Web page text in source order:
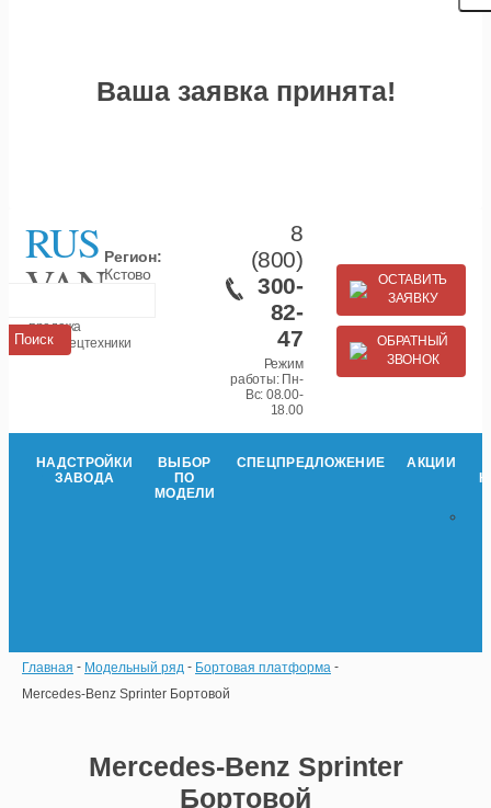
Ваша заявка принята!
RUS
VAN
продажа
автоспецтехники
Регион:
Кстово
8
(800)
300-
82-
47
Режим
работы: Пн-
Вс: 08.00-
18.00
ОСТАВИТЬ
ЗАЯВКУ
ОБРАТНЫЙ
ЗВОНОК
НАДСТРОЙКИ
ЗАВОДА
ВЫБОР
ПО
МОДЕЛИ
СПЕЦПРЕДЛОЖЕНИЕ
АКЦИИ
Главная Модельный ряд
Бортовая платформа
Mercedes-Benz Sprinter Бортовой
Mercedes-Benz Sprinter
Бортовой